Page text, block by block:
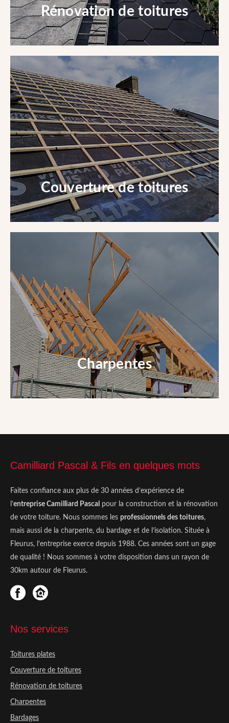
Rénovation de toitures
Rénovation de toitures
En savoir +
Couverture de toitures
Couverture de toitures
En savoir +
Charpentes
Charpentes
Camilliard Pascal & Fils en quelques mots
Faites confiance aux plus de 30 années d’expérience de
l’entreprise Camilliard Pascal pour la construction et la rénovation
de votre toiture. Nous sommes les professionnels des toitures,
mais aussi de la charpente, du bardage et de l’isolation. Située à
Fleurus, l’entreprise exerce depuis 1988. Ces années sont un gage
de qualité ! Nous sommes à votre disposition dans un rayon de
30km autour de Fleurus.
Nos services
Toitures plates
Couverture de toitures
Rénovation de toitures
Charpentes
Bardages